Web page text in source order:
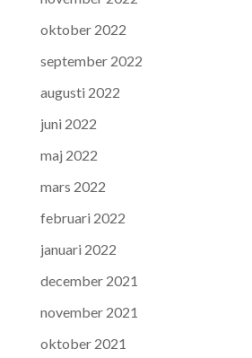
oktober 2022
september 2022
augusti 2022
juni 2022
maj 2022
mars 2022
februari 2022
januari 2022
december 2021
november 2021
oktober 2021